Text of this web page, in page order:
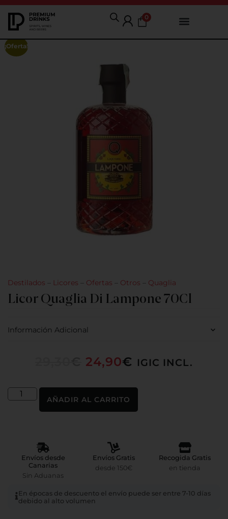
0
¡Oferta!
Destilados Licores Ofertas Otros Quaglia
Licor Quaglia Di Lampone 70Cl
Información Adicional
24,90€ IGIC INCL.
AÑADIR AL CARRITO
Envíos desde
Canarias
Sin Aduanas
Envíos Gratis
desde 150€
Recogida Gratis
en tienda
En épocas de descuento el envío puede ser entre 7-10 días
debido al alto volumen